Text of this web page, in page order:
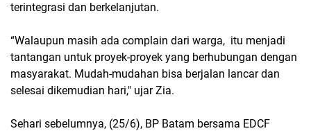
terintegrasi dan berkelanjutan.
“Walaupun masih ada complain dari warga, itu menjadi
tantangan untuk proyek-proyek yang berhubungan dengan
masyarakat. Mudah-mudahan bisa berjalan lancar dan
selesai dikemudian hari," ujar Zia.
Sehari sebelumnya, (25/6), BP Batam bersama EDCF